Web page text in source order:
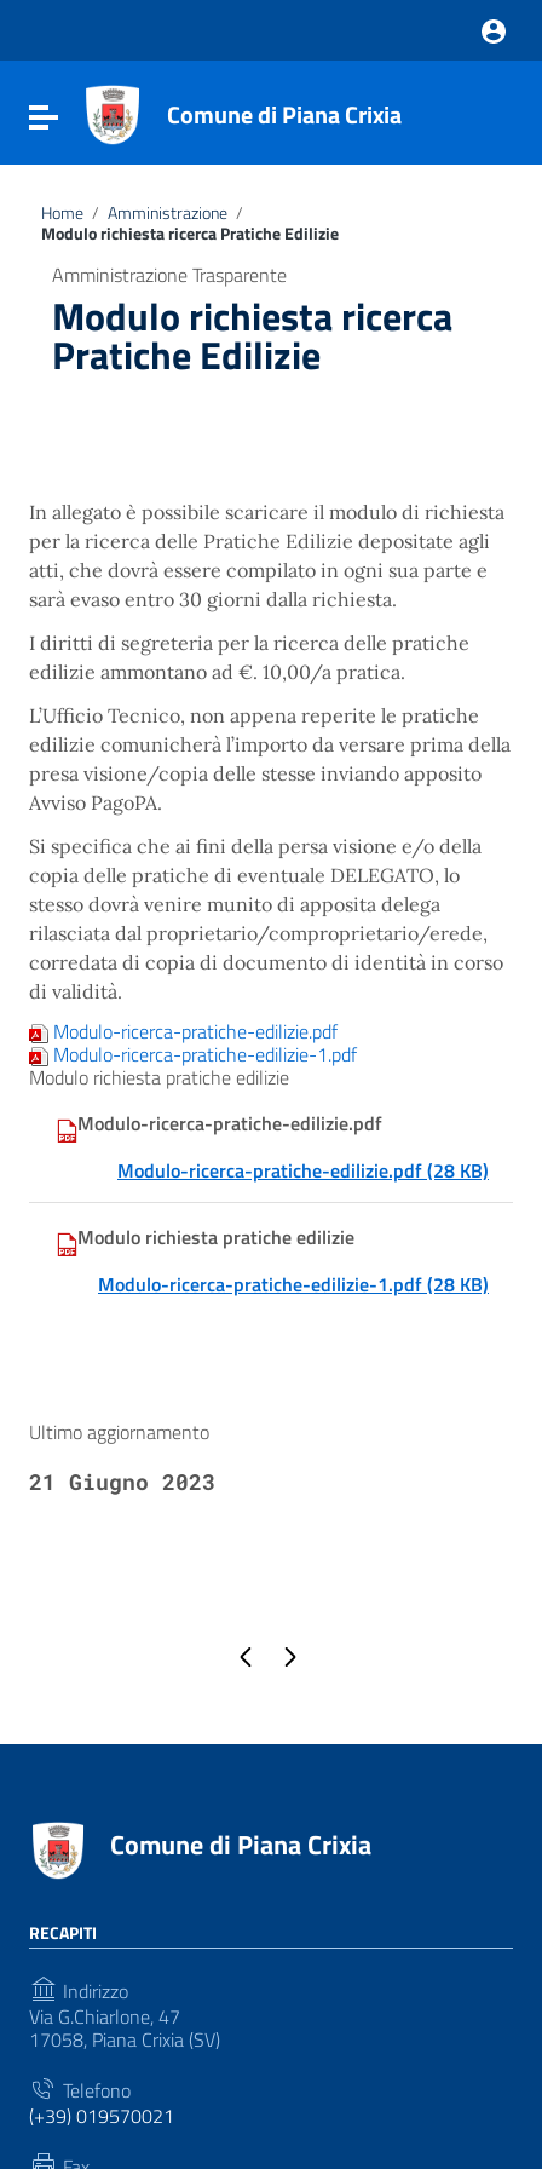
Vai al footer
Attiva / disattiva la navigazione
Comune di Piana Crixia
Home / Amministrazione /
Modulo richiesta ricerca Pratiche Edilizie
Amministrazione Trasparente
Modulo richiesta ricerca
Pratiche Edilizie
In allegato è possibile scaricare il modulo di richiesta
per la ricerca delle Pratiche Edilizie depositate agli
atti, che dovrà essere compilato in ogni sua parte e
sarà evaso entro 30 giorni dalla richiesta.
I diritti di segreteria per la ricerca delle pratiche
edilizie ammontano ad €. 10,00/a pratica.
L’Ufficio Tecnico, non appena reperite le pratiche
edilizie comunicherà l’importo da versare prima della
presa visione/copia delle stesse inviando apposito
Avviso PagoPA.
Si specifica che ai fini della persa visione e/o della
copia delle pratiche di eventuale DELEGATO, lo
stesso dovrà venire munito di apposita delega
rilasciata dal proprietario/comproprietario/erede,
corredata di copia di documento di identità in corso
di validità.
Modulo-ricerca-pratiche-edilizie.pdf
Modulo-ricerca-pratiche-edilizie-1.pdf
Modulo richiesta pratiche edilizie
Modulo-ricerca-pratiche-edilizie.pdf
Modulo-ricerca-pratiche-edilizie.pdf (28 KB)
Modulo richiesta pratiche edilizie
Modulo-ricerca-pratiche-edilizie-1.pdf (28 KB)
Ultimo aggiornamento
21 Giugno 2023
Pagina precedente
Comune di Piana Crixia
RECAPITI
Indirizzo
Via G.Chiarlone, 47
17058, Piana Crixia (SV)
Telefono
(+39) 019570021